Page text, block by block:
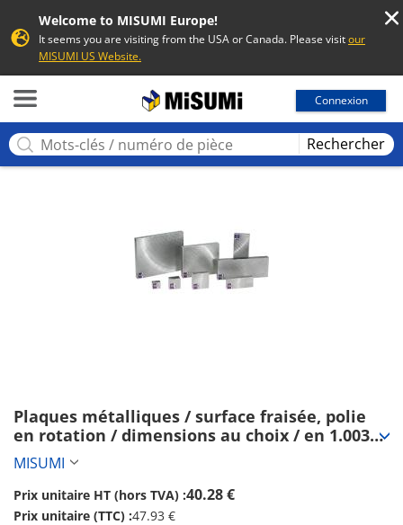
Welcome to MISUMI Europe!
It seems you are visiting from the USA or Canada. Please visitour
MISUMI US Website.
Connexion
Rechercher
Plaques métalliques / surface fraisée, polie
en rotation / dimensions au choix / en 1.0038
Equiv. (SS6F-125-125-6)
MISUMI
Prix unitaire HT (hors TVA) :40.28 €
Prix unitaire (TTC) :47.93 €